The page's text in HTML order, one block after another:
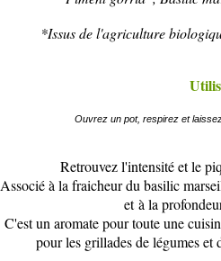
*Issus de l'agriculture
Ouvrez un pot, respirez et
Retrouvez l'intensité et le
Associé à la fraicheur du basilic
et à la
C'est un aromate pour toute une
pour les grillades de légumes et